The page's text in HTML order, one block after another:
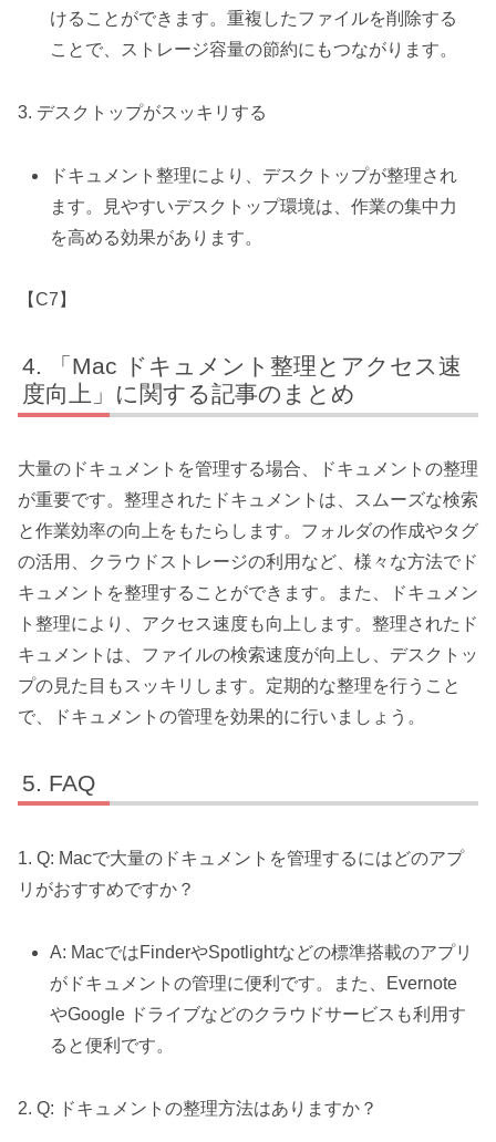
けることができます。重複したファイルを削除する
ことで、ストレージ容量の節約にもつながります。
3. デスクトップがスッキリする
ドキュメント整理により、デスクトップが整理され
ます。見やすいデスクトップ環境は、作業の集中力
を高める効果があります。
【C7】
「Mac ドキュメント整理とアクセス速
度向上」に関する記事のまとめ
大量のドキュメントを管理する場合、ドキュメントの整理
が重要です。整理されたドキュメントは、スムーズな検索
と作業効率の向上をもたらします。フォルダの作成やタグ
の活用、クラウドストレージの利用など、様々な方法でド
キュメントを整理することができます。また、ドキュメン
ト整理により、アクセス速度も向上します。整理されたド
キュメントは、ファイルの検索速度が向上し、デスクトッ
プの見た目もスッキリします。定期的な整理を行うこと
で、ドキュメントの管理を効果的に行いましょう。
FAQ
1. Q: Macで大量のドキュメントを管理するにはどのアプ
リがおすすめですか？
A: MacではFinderやSpotlightなどの標準搭載のアプリ
がドキュメントの管理に便利です。また、Evernote
やGoogle ドライブなどのクラウドサービスも利用す
ると便利です。
2. Q: ドキュメントの整理方法はありますか？